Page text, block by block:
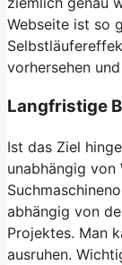
Webseite ist so
vorhersehen
Langfristige
Ist das Ziel
unabhängig von
abhängig von
Projektes. Man
ausruhen.